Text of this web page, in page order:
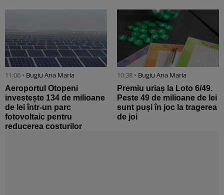
11:06 • Bugiu ⁠Ana Maria
Aeroportul Otopeni
investește 134 de milioane
de lei într-un parc
fotovoltaic pentru
reducerea costurilor
10:38 • Bugiu ⁠Ana Maria
Premiu uriaș la Loto 6/49.
Peste 49 de milioane de lei
sunt puși în joc la tragerea
de joi